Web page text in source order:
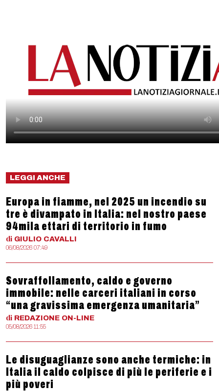
LEGGI ANCHE
Europa in fiamme, nel 2025 un incendio su
tre è divampato in Italia: nel nostro paese
94mila ettari di territorio in fumo
di GIULIO CAVALLI
06/08/2026 07:49
Sovraffollamento, caldo e governo
immobile: nelle carceri italiani in corso
“una gravissima emergenza umanitaria”
di REDAZIONE ON-LINE
05/08/2026 11:55
Le disuguaglianze sono anche termiche: in
Italia il caldo colpisce di più le periferie e i
più poveri